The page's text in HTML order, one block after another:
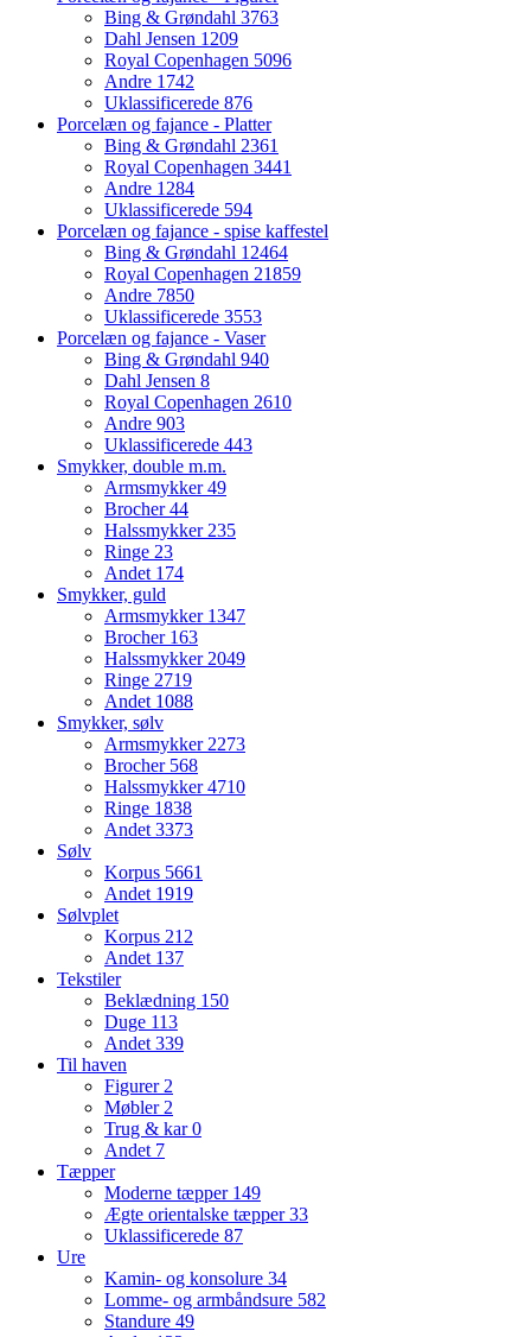
Bing & Grøndahl 3763
Dahl Jensen 1209
Royal Copenhagen 5096
Andre 1742
Uklassificerede 876
Porcelæn og fajance - Platter
Bing & Grøndahl 2361
Royal Copenhagen 3441
Andre 1284
Uklassificerede 594
Porcelæn og fajance - spise kaffestel
Bing & Grøndahl 12464
Royal Copenhagen 21859
Andre 7850
Uklassificerede 3553
Porcelæn og fajance - Vaser
Bing & Grøndahl 940
Dahl Jensen 8
Royal Copenhagen 2610
Andre 903
Uklassificerede 443
Smykker, double m.m.
Armsmykker49
Brocher44
Halssmykker 235
Ringe 23
Andet 174
Smykker, guld
Armsmykker 1347
Brocher 163
Halssmykker 2049
Ringe 2719
Andet 1088
Smykker, sølv
Armsmykker 2273
Brocher 568
Halssmykker4710
Ringe 1838
Andet 3373
Sølv
Korpus 5661
Andet 1919
Sølvplet
Korpus 212
Andet 137
Tekstiler
Beklædning 150
Duge 113
Andet 339
Til haven
Figurer 2
Møbler 2
Trug & kar0
Andet 7
Tæpper
Moderne tæpper 149
Ægte orientalske tæpper33
Uklassificerede 87
Ure
Kamin- og konsolure 34
Lomme- og armbåndsure 582
Standure 49